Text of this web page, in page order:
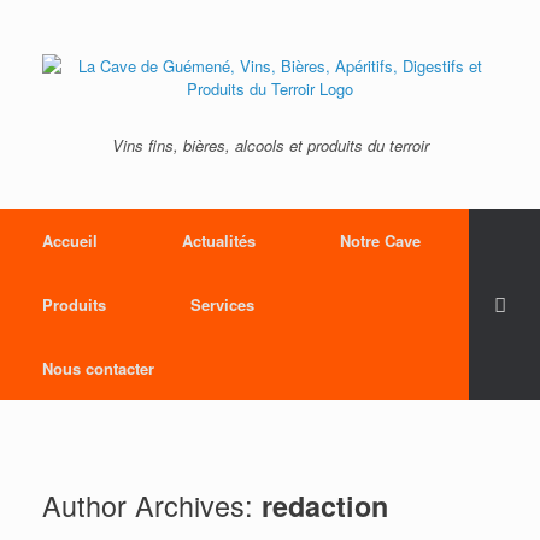
Vins fins, bières, alcools et produits du terroir
Accueil Actualités Notre Cave
Produits Services
Nous contacter
Author Archives: redaction